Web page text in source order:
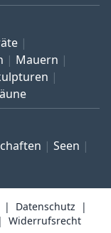
Mauern
Seen
Datenschutz
Widerrufsrecht